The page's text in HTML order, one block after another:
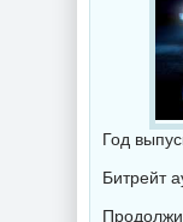
Год
Битрейт